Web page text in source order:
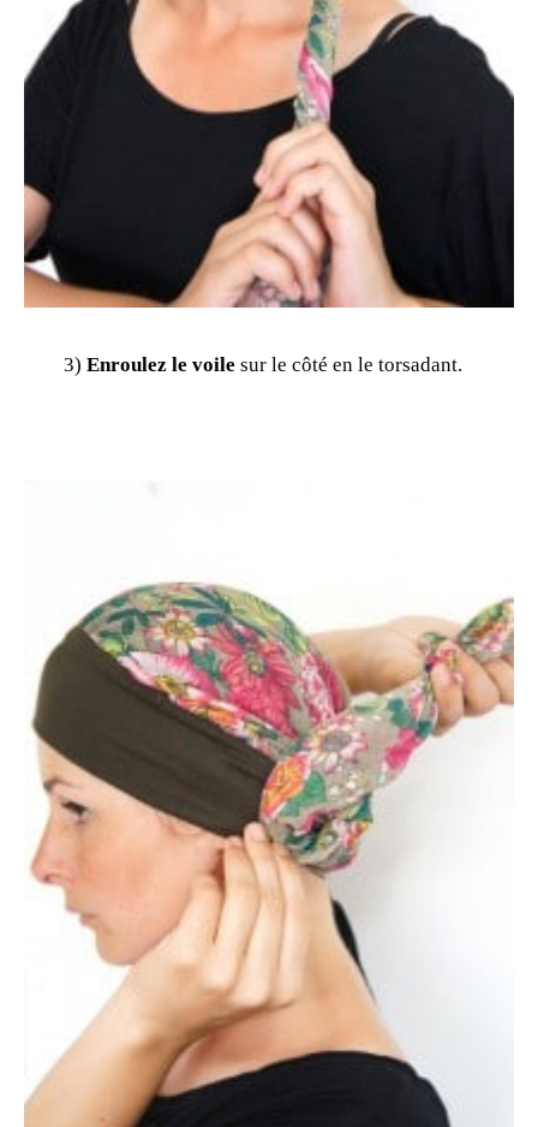
3) Enroulez le voile sur le côté en le torsadant.